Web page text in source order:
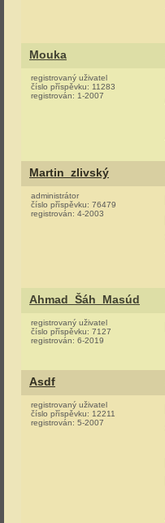
Mouka
registrovaný uživatel
číslo příspěvku: 11283
registrován: 1-2007
Martin_zlivský
administrátor
číslo příspěvku: 76479
registrován: 4-2003
Ahmad_Šáh_Masúd
registrovaný uživatel
číslo příspěvku: 7127
registrován: 6-2019
Asdf
registrovaný uživatel
číslo příspěvku: 12211
registrován: 5-2007